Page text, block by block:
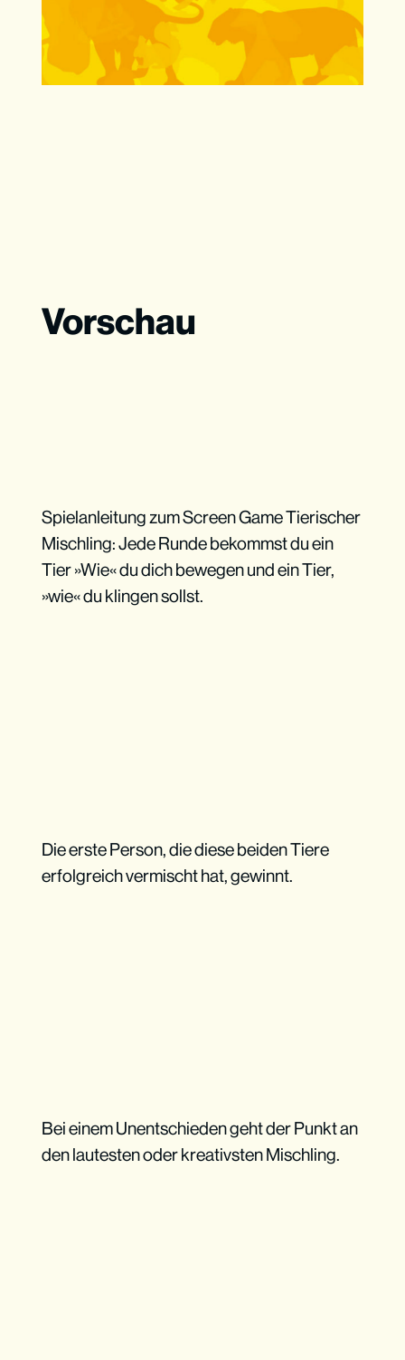
Vorschau
Spielanleitung zum Screen Game Tierischer
Mischling: Jede Runde bekommst du ein
Tier »Wie« du dich bewegen und ein Tier,
»wie« du klingen sollst.
Die erste Person, die diese beiden Tiere
erfolgreich vermischt hat, gewinnt.
Bei einem Unentschieden geht der Punkt an
den lautesten oder kreativsten Mischling.